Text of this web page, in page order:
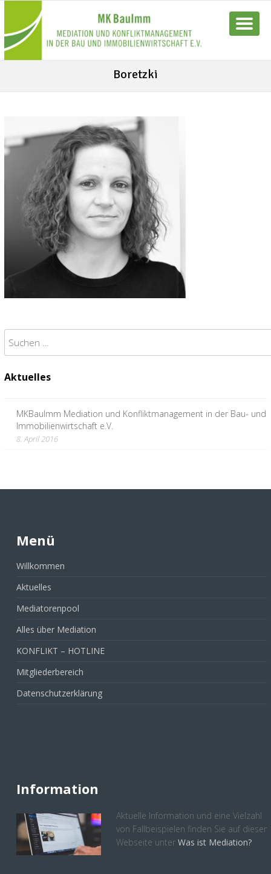
Boretzki
nach:
Aktuelles
MKBauImm Mediation und Konfliktmanagement in der Bau- und
Immobilienwirtschaft e.V.
8. April 2016
Menü
Willkommen
Aktuelles
Mediatorenpool
Alles über Mediation
KONFLIKT – HOTLINE
Mitgliederbereich
Datenschutzerklärung
Information
Aktuelle Information und eine Vielzahl
von Fallbeispielen finden Sie auf dieser
Webseite unter Was ist Mediation?